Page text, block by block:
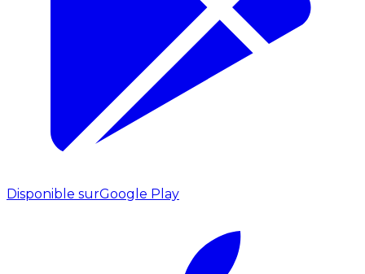
Disponible surGoogle Play